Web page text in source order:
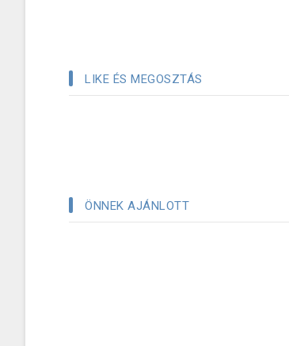
LIKE ÉS MEGOSZTÁS
ÖNNEK AJÁNLOTT